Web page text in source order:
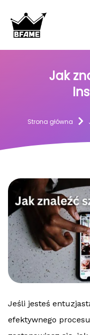
Jak
Strona główna
Jeśli jesteś
efektywnego